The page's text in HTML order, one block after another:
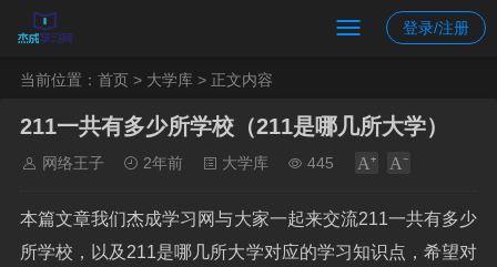
登录/注册
当前位置： 首页 > 大学库 > 正文内容
211一共有多少所学校（211是哪几所大学）
网络王子 2年前 大学库 445
本篇文章我们杰成学习网与大家一起来交流211一共有多少
所学校，以及211是哪几所大学对应的学习知识点，希望对